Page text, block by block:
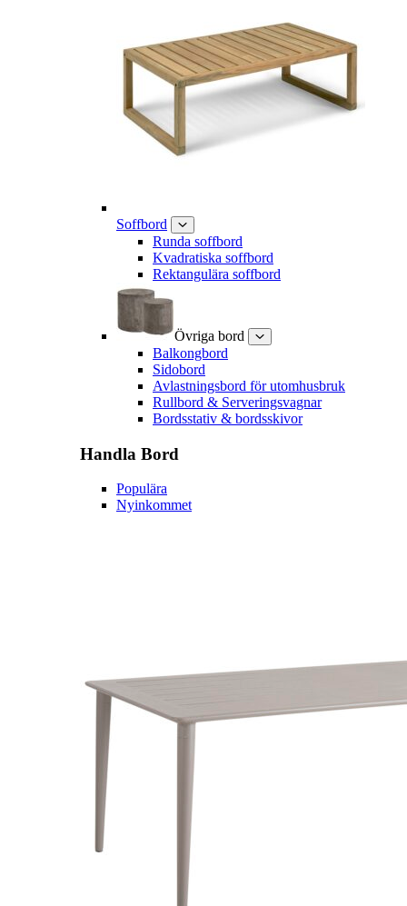
Soffbord
Runda soffbord
Kvadratiska soffbord
Rektangulära soffbord
Övriga bord
Balkongbord
Sidobord
Avlastningsbord för utomhusbruk
Rullbord & Serveringsvagnar
Bordsstativ & bordsskivor
Handla Bord
Populära
Nyinkommet